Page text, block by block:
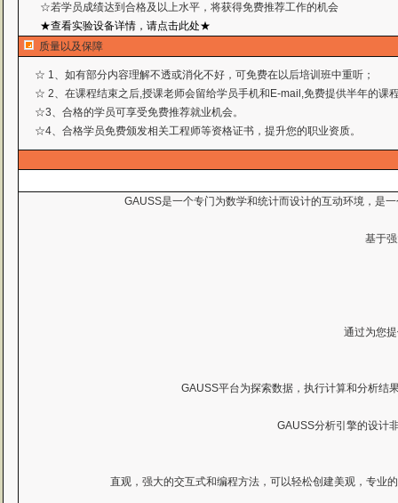
☆若学员成绩达到合格及以上水平，将获得免费推荐工作的机会
★查看实验设备详情，请点击此处★
质量以及保障
☆ 1、如有部分内容理解不透或消化不好，可免费在以后培训班中重听；
☆ 2、在课程结束之后,授课老师会留给学员手机和E-mail,免费提供半年的课
☆3、合格的学员可享受免费推荐就业机会。
☆4、合格学员免费颁发相关工程师等资格证书，提升您的职业资质。
GAUSS是一个专门为数学和统计而设计的互动环境，是
基于
通过为您
GAUSS平台为探索数据，执行计算和分析结
GAUSS分析引擎的设计
直观，强大的交互式和编程方法，可以轻松创建美观，专业